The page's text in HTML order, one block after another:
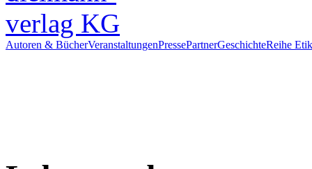
Autoren & BücherVeranstaltungenPressePartnerGeschichteReihe